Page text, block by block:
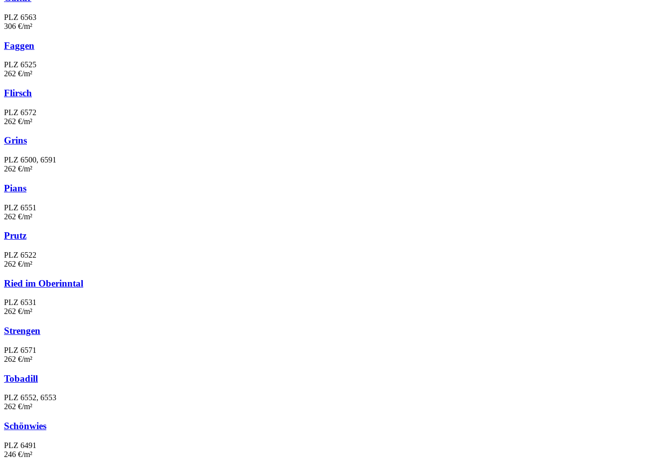
PLZ 6563
306 €/m²
Faggen
PLZ 6525
262 €/m²
Flirsch
PLZ 6572
262 €/m²
Grins
PLZ 6500, 6591
262 €/m²
Pians
PLZ 6551
262 €/m²
Prutz
PLZ 6522
262 €/m²
Ried im Oberinntal
PLZ 6531
262 €/m²
Strengen
PLZ 6571
262 €/m²
Tobadill
PLZ 6552, 6553
262 €/m²
Schönwies
PLZ 6491
246 €/m²